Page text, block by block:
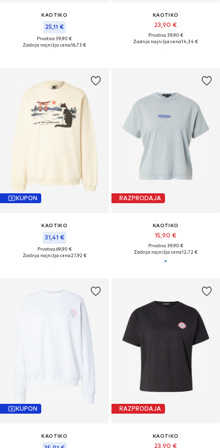
KAOTIKO
25,11 €
Prvotno: 39,90 €
Zadnja najnižja cena16,73 €
KAOTIKO
23,90 €
Prvotno: 39,90 €
Zadnja najnižja cena14,34 €
KUPON
KAOTIKO
31,41 €
Prvotno: 69,90 €
Zadnja najnižja cena27,92 €
RAZPRODAJA
KAOTIKO
15,90 €
Prvotno: 39,90 €
Zadnja najnižja cena12,72 €
KUPON
KAOTIKO
RAZPRODAJA
KAOTIKO
23,90 €